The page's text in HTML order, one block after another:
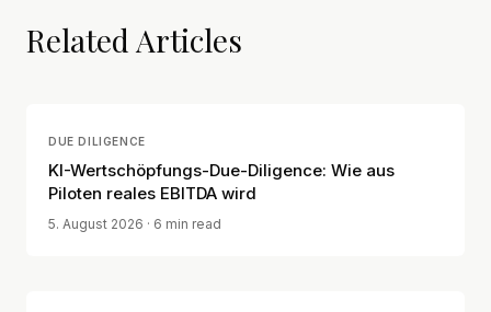
Related Articles
DUE DILIGENCE
KI-Wertschöpfungs-Due-Diligence: Wie aus
Piloten reales EBITDA wird
5. August 2026 · 6 min read